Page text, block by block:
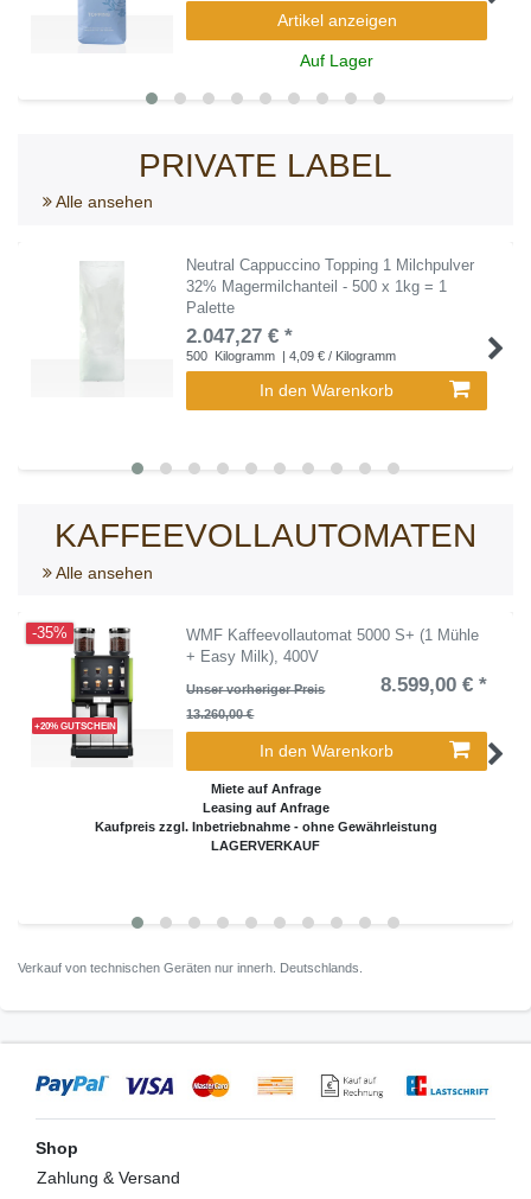
Artikel anzeigen
Auf Lager
PRIVATE LABEL
Alle ansehen
Neutral Cappuccino Topping 1 Milchpulver
32% Magermilchanteil - 500 x 1kg = 1
Palette
2.047,27 € *
500 Kilogramm | 4,09 € / Kilogramm
In den Warenkorb
KAFFEEVOLLAUTOMATEN
Alle ansehen
+20% GUTSCHEIN
-35%
WMF Kaffeevollautomat 5000 S+ (1 Mühle
+ Easy Milk), 400V
Unser vorheriger Preis
13.260,00 €
8.599,00 € *
In den Warenkorb
Miete auf Anfrage
Leasing auf Anfrage
Kaufpreis zzgl. Inbetriebnahme - ohne Gewährleistung
LAGERVERKAUF
Verkauf von technischen Geräten nur innerh. Deutschlands.
Shop
Zahlung & Versand